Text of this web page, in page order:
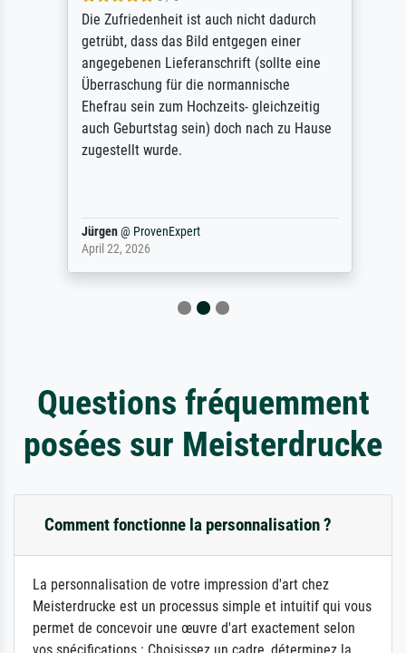
Die Zufriedenheit ist auch nicht dadurch
getrübt, dass das Bild entgegen einer
angegebenen Lieferanschrift (sollte eine
Überraschung für die normannische
Ehefrau sein zum Hochzeits- gleichzeitig
auch Geburtstag sein) doch nach zu Hause
zugestellt wurde.
Jürgen@ProvenExpert
April 22, 2026
Questions fréquemment
posées sur Meisterdrucke
Comment fonctionne la personnalisation ?
La personnalisation de votre impression d'art chez
Meisterdrucke est un processus simple et intuitif qui vous
permet de concevoir une œuvre d'art exactement selon